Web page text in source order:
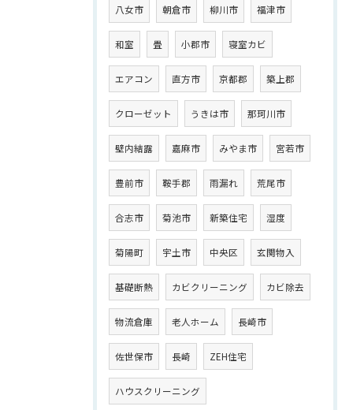
八女市 朝倉市 柳川市 福津市
和室 畳 小郡市 寝室カビ
エアコン 直方市 京都郡 築上郡
クローゼット うきは市 那珂川市
壁内結露 嘉麻市 みやま市 宮若市
豊前市 鞍手郡 雨漏れ 荒尾市
合志市 菊池市 新築住宅 湿度
菊陽町 宇土市 中央区 玄関物入
基礎断熱 カビクリーニング カビ除去
物流倉庫 老人ホーム 長崎市
佐世保市 長崎 ZEH住宅
ハウスクリーニング